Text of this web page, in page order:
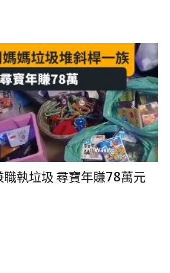
執垃圾 尋寶年賺78萬元